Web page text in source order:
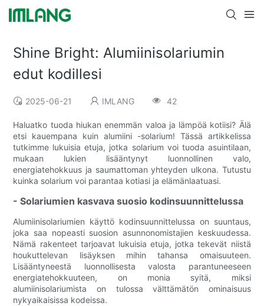
Shine Bright: Alumiinisolariumin
edut kodillesi
2025-06-21 IMLANG 42
Haluatko tuoda hiukan enemmän valoa ja lämpöä kotiisi? Älä
etsi kauempana kuin alumiini -solarium! Tässä artikkelissa
tutkimme lukuisia etuja, jotka solarium voi tuoda asuintilaan,
mukaan lukien lisääntynyt luonnollinen valo,
energiatehokkuus ja saumattoman yhteyden ulkona. Tutustu
kuinka solarium voi parantaa kotiasi ja elämänlaatuasi.
- Solariumien kasvava suosio kodinsuunnittelussa
Alumiinisolariumien käyttö kodinsuunnittelussa on suuntaus,
joka saa nopeasti suosion asunnonomistajien keskuudessa.
Nämä rakenteet tarjoavat lukuisia etuja, jotka tekevät niistä
houkuttelevan lisäyksen mihin tahansa omaisuuteen.
Lisääntyneestä luonnollisesta valosta parantuneeseen
energiatehokkuuteen, on monia syitä, miksi
alumiinisolariumista on tulossa välttämätön ominaisuus
nykyaikaisissa kodeissa.